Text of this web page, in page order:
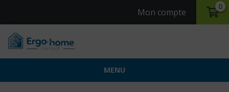
Mon compte
0
MENU